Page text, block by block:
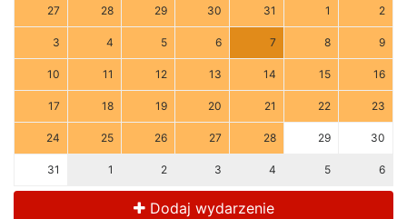
27 28 29 30 31 1 2
3 4 5 6 7 8 9
10 11 12 13 14 15 16
17 18 19 20 21 22 23
24 25 26 27 28 29 30
31 1 2 3 4 5 6
Dodaj wydarzenie